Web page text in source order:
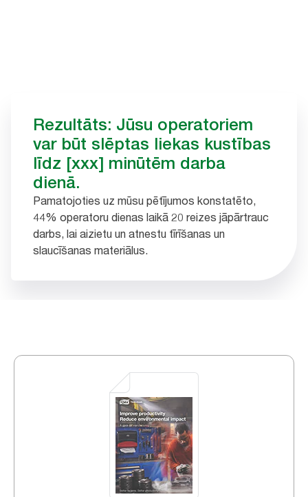
Rezultāts: Jūsu operatoriem
var būt slēptas liekas kustības
līdz [xxx] minūtēm darba
dienā.
Pamatojoties uz mūsu pētījumos konstatēto,
44% operatoru dienas laikā 20 reizes jāpārtrauc
darbs, lai aizietu un atnestu tīrīšanas un
slaucīšanas materiālus.